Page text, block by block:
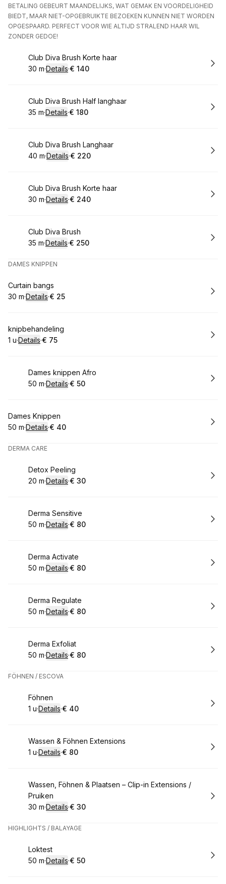
BETALING GEBEURT MAANDELIJKS, WAT GEMAK EN VOORDELIGHEID
BIEDT, MAAR NIET-OPGEBRUIKTE BEZOEKEN KUNNEN NIET WORDEN
OPGESPAARD. PERFECT VOOR WIE ALTIJD STRALEND HAAR WIL
ZONDER GEDOE!
Boek
Club Diva Brush Korte haar
.Duur:
30 m·Details·
.Prijs:
€ 140
Boek
Club Diva Brush Half langhaar
.Duur:
35 m·Details·
.Prijs:
€ 180
Boek
Club Diva Brush Langhaar
.Duur:
40 m·Details·
.Prijs:
€ 220
Boek
Club Diva Brush Korte haar
.Duur:
30 m·Details·
.Prijs:
€ 240
Boek
Club Diva Brush
.Duur:
35 m·Details·
.Prijs:
€ 250
DAMES KNIPPEN
Boek
Curtain bangs
.Duur:
30 m·Details·
.Prijs:
€ 25
Boek
knipbehandeling
. Duur:
1 u·Details·
.Prijs:
€ 75
Boek
Dames knippen Afro
.Duur:
50 m·Details·
.Prijs:
€ 50
Boek
Dames Knippen
.Duur:
50 m·Details·
.Prijs:
€ 40
DERMA CARE
Boek
Detox Peeling
.Duur:
20 m·Details·
.Prijs:
€ 30
Boek
Derma Sensitive
.Duur:
50 m·Details·
.Prijs:
€ 80
Boek
Derma Activate
.Duur:
50 m·Details·
.Prijs:
€ 80
Boek
Derma Regulate
.Duur:
50 m·Details·
.Prijs:
€ 80
Boek
Derma Exfoliat
.Duur:
50 m·Details·
.Prijs:
€ 80
FÖHNEN / ESCOVA
Boek
Föhnen
. Duur:
1 u·Details·
.Prijs:
€ 40
Boek
Wassen & Föhnen Extensions
. Duur:
1 u·Details·
.Prijs:
€ 80
Boek
Wassen, Föhnen & Plaatsen – Clip-in Extensions /
Pruiken
.Duur:
30 m·Details·
.Prijs:
€ 30
HIGHLIGHTS / BALAYAGE
Boek
Loktest
.Duur:
50 m·Details·
.Prijs:
€ 50